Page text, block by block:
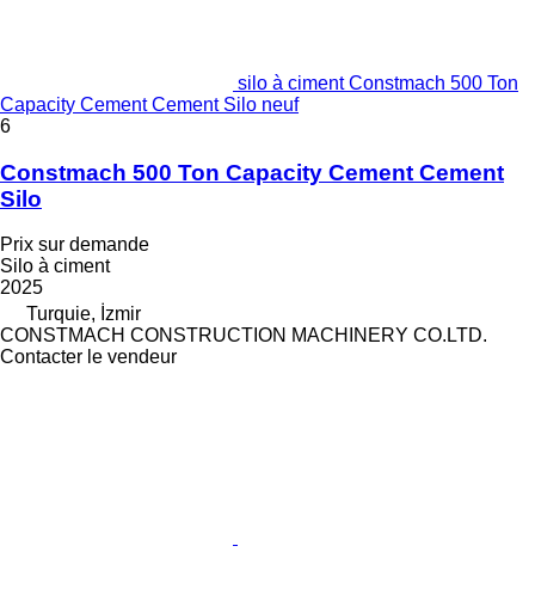
silo à ciment Constmach 500 Ton
Capacity Cement Cement Silo neuf
6
Constmach 500 Ton Capacity Cement Cement
Silo
Prix sur demande
Silo à ciment
2025
Turquie, İzmir
CONSTMACH CONSTRUCTION MACHINERY CO.LTD.
Contacter le vendeur